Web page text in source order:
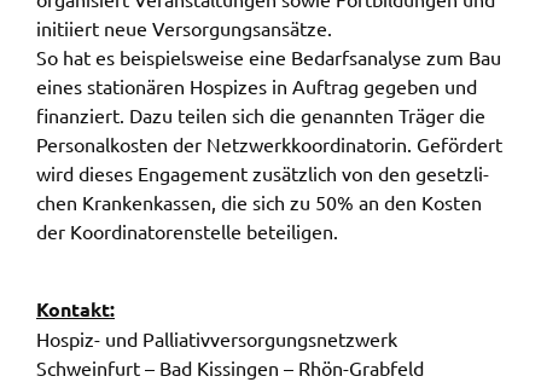
initi­iert neue Versor­gungs­an­sät­ze.
So hat es beispiels­wei­se eine Bedarfs­ana­ly­se zum Bau
eines statio­nä­ren Hospi­zes in Auftrag gege­ben und
finan­ziert. Dazu teilen sich die genann­ten Träger die
Perso­nal­kos­ten der Netz­werk­ko­or­di­na­to­rin. Geför­dert
wird dieses Enga­ge­ment zusätz­lich von den gesetz­li­
chen Kran­ken­kas­sen, die sich zu 50% an den Kosten
der Koor­di­na­to­ren­stel­le betei­li­gen.
Kontakt:
Hospiz- und Pallia­tiv­ver­sor­gungs­netz­werk
Schwein­furt – Bad Kissin­gen – Rhön-Grab­feld
Speicherung von Nutzerinformationen erst bei
Wiedergabe des/der Videos in Gang setzt. Wird die
Wiedergabe eingebetteter YouTube-Videos
gestartet, setzt YouTube Cookies ein, um
Informationen über das Nutzerverhalten zu
sammeln. Anders als bei Geltung der DSGVO
werden Sie insofern nicht erst um Einwilligung
gebeten. Zudem ist nach dem sog. CLOUD-Act der
USA eine Weitergabe an Regierungsbehörden zu
Weitere Informationen finden Sie in
unseren Datenschutzhinweisen